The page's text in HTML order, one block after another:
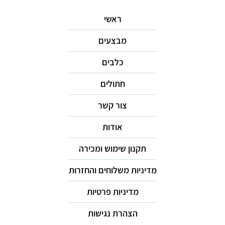
ראשי
מבצעים
כלבים
חתולים
צור קשר
אודות
תקנון שימוש ומכירה
מדיניות משלוחים והחזרות
מדיניות פרטיות
הצהרת נגישות